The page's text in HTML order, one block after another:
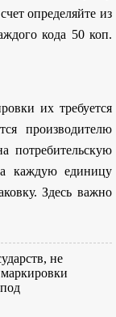
определяйте из
кода 50 коп.
их требуется
производителю
потребительскую
каждую единицу
Здесь важно
не